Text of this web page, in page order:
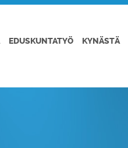
EDUSKUNTATYÖ KYNÄSTÄ